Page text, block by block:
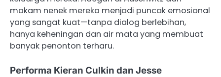
makam nenek mereka menjadi puncak emosional
yang sangat kuat—tanpa dialog berlebihan,
hanya keheningan dan air mata yang membuat
banyak penonton terharu.
Performa Kieran Culkin dan Jesse